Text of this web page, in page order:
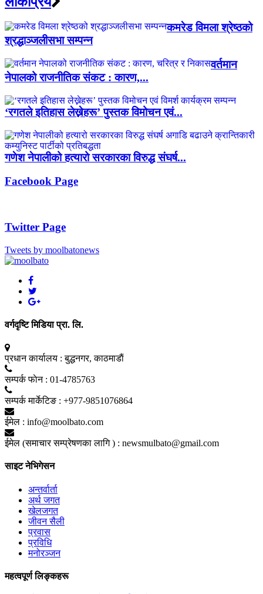
कमरेड विमला श्रेष्ठको
श्रद्धाञ्जलीसभा सम्पन्न
वर्तमान
नेपालको राजनीतिक संकट : कारण,...
‘रगतले इतिहास लेख्नेहरू’ पुस्तक विमोचन एवं...
गणेश नेपालीको हत्यारो सरकारका विरुद्ध संघर्ष...
Facebook Page
Twitter Page
Tweets by moolbatonews
वर्गदृष्टि मिडिया प्रा. लि.
प्रधान कार्यालय : बुद्धनगर, काठमाडाैं
सम्पर्क फाेन : 01-4785763
सम्पर्क मार्केटिङ : +977-9851076864
ईमेल : info@moolbato.com
ईमेल (समाचार सम्प्रेषणका लागि ) : newsmulbato@gmail.com
साइट नेभिगेसन
अन्तर्वार्ता
अर्थ जगत
खेलजगत
जीवन सैली
प्रवास
प्रविधि
मनोरञ्जन
महत्वपूर्ण लिङ्कहरू